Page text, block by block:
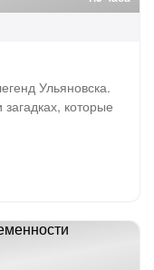
Ульяновска.
которые